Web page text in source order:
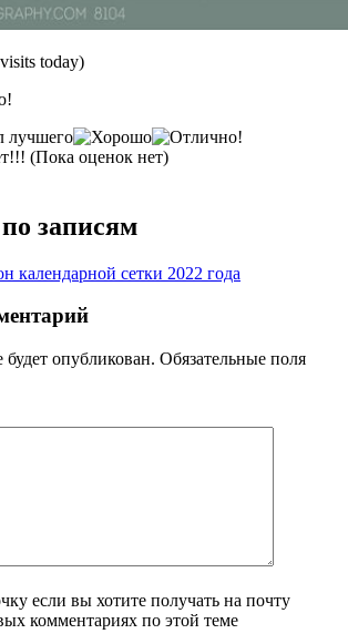
today)
(Пока оценок нет)
записям
календарной сетки 2022 года
опубликован. Обязательные поля
если вы хотите получать на почту
комментариях по этой теме